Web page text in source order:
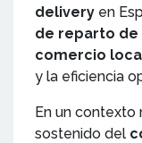
delivery en
de reparto de
comercio
y la eficiencia
En un contexto
sostenido del